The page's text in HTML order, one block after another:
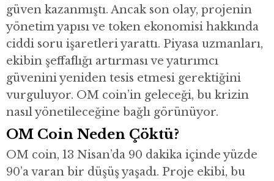
güven kazanmıştı. Ancak son olay, projenin
yönetim yapısı ve token ekonomisi hakkında
ciddi soru işaretleri yarattı. Piyasa uzmanları,
ekibin şeffaflığı artırması ve yatırımcı
güvenini yeniden tesis etmesi gerektiğini
vurguluyor. OM coin’in geleceği, bu krizin
nasıl yönetileceğine bağlı görünüyor.
OM Coin Neden Çöktü?
OM coin, 13 Nisan’da 90 dakika içinde yüzde
90’a varan bir düşüş yaşadı. Proje ekibi, bu